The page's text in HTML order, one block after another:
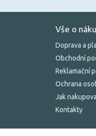
Vše o
Doprava a
Obchodní
Reklamační
Ochrana
Jak
Kontakty